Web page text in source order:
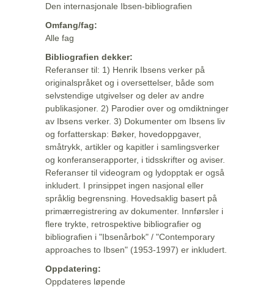
Den internasjonale Ibsen-bibliografien
Omfang/fag:
Alle fag
Bibliografien dekker:
Referanser til: 1) Henrik Ibsens verker på
originalspråket og i oversettelser, både som
selvstendige utgivelser og deler av andre
publikasjoner. 2) Parodier over og omdiktninger
av Ibsens verker. 3) Dokumenter om Ibsens liv
og forfatterskap: Bøker, hovedoppgaver,
småtrykk, artikler og kapitler i samlingsverker
og konferanserapporter, i tidsskrifter og aviser.
Referanser til videogram og lydopptak er også
inkludert. I prinsippet ingen nasjonal eller
språklig begrensning. Hovedsaklig basert på
primærregistrering av dokumenter. Innførsler i
flere trykte, retrospektive bibliografier og
bibliografien i "Ibsenårbok" / "Contemporary
approaches to Ibsen" (1953-1997) er inkludert.
Oppdatering:
Oppdateres løpende